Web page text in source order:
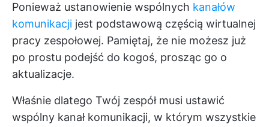
Ponieważ ustanowienie wspólnych kanałów
komunikacji jest podstawową częścią wirtualnej
pracy zespołowej. Pamiętaj, że nie możesz już
po prostu podejść do kogoś, prosząc go o
aktualizacje.
Właśnie dlatego Twój zespół musi ustawić
wspólny kanał komunikacji, w którym wszystkie